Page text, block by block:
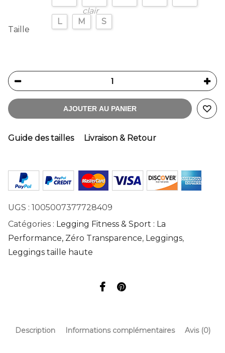
Taille
L M S
AJOUTER AU PANIER
Guide des tailles Livraison & Retour
UGS : 1005007377728409
Catégories : Legging Fitness & Sport : La
Performance, Zéro Transparence, Leggings,
Leggings taille haute
Description Informations complémentaires Avis (0)